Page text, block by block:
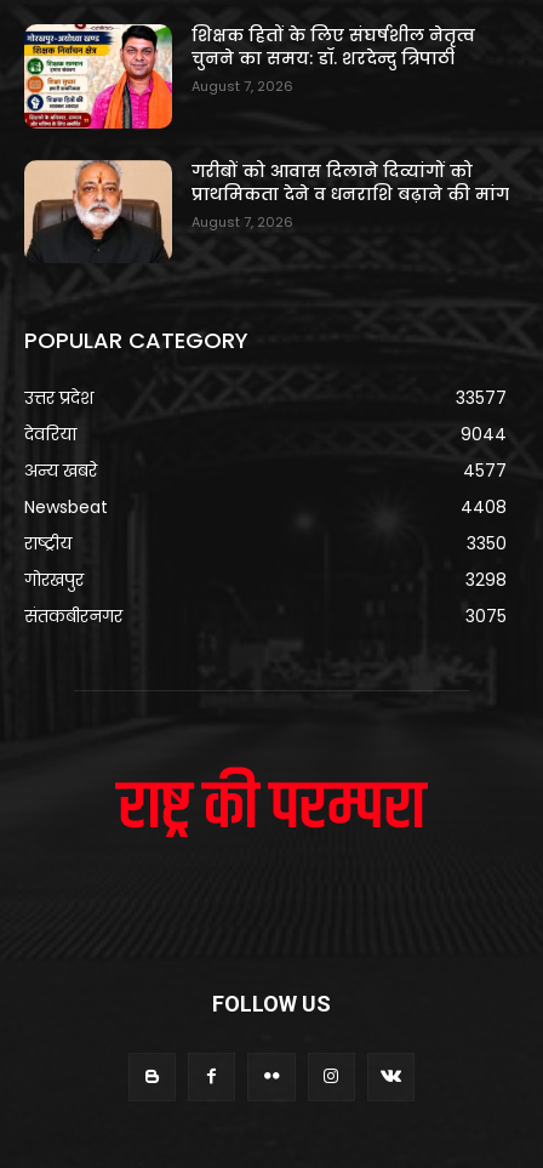
शिक्षक हितों के लिए संघर्षशील नेतृत्व
चुनने का समय: डॉ. शरदेन्दु त्रिपाठी
August 7, 2026
गरीबों को आवास दिलाने दिव्यांगों को
प्राथमिकता देने व धनराशि बढ़ाने की मांग
August 7, 2026
POPULAR CATEGORY
उत्तर प्रदेश
33577
देवरिया
9044
अन्य खबरे
4577
Newsbeat
4408
राष्ट्रीय
3350
गोरखपुर
3298
संतकबीरनगर
3075
FOLLOW US